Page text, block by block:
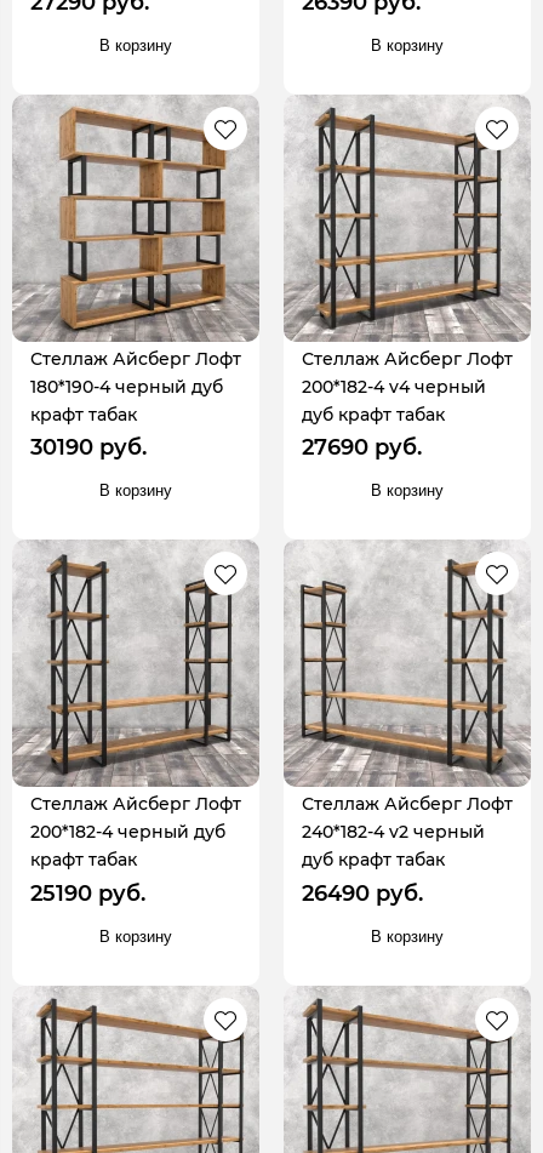
В корзину В корзину
Стеллаж Айсберг Лофт
180*190-4 черный дуб
крафт табак
30190 руб.
В корзину
Стеллаж Айсберг Лофт
200*182-4 v4 черный
дуб крафт табак
27690 руб.
В корзину
Стеллаж Айсберг Лофт
200*182-4 черный дуб
крафт табак
25190 руб.
В корзину
Стеллаж Айсберг Лофт
240*182-4 v2 черный
дуб крафт табак
26490 руб.
В корзину